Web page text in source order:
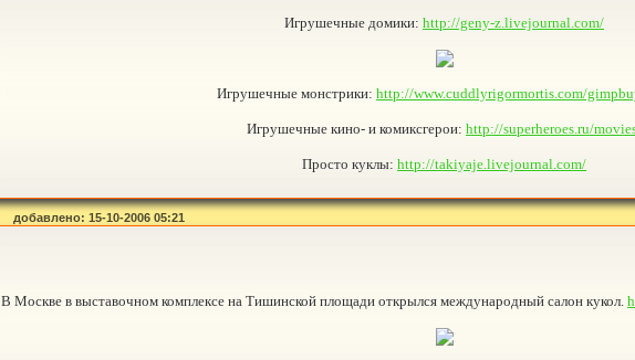
Игрушечные домики: http://geny-z.livejournal.com/
Игрушечные монстрики: http://www.cuddlyrigormortis.com/
Игрушечные кино- и комиксгерои: http://superheroes.ru/
Просто куклы: http://takiyaje.livejournal.com/
добавлено: 15-10-2006 05:21
В Москве в выставочном комплексе на Тишинской площади открылся международный салон кукол.